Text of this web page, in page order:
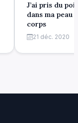
J’ai pris du
dans ma peau
corps
21 déc. 2020